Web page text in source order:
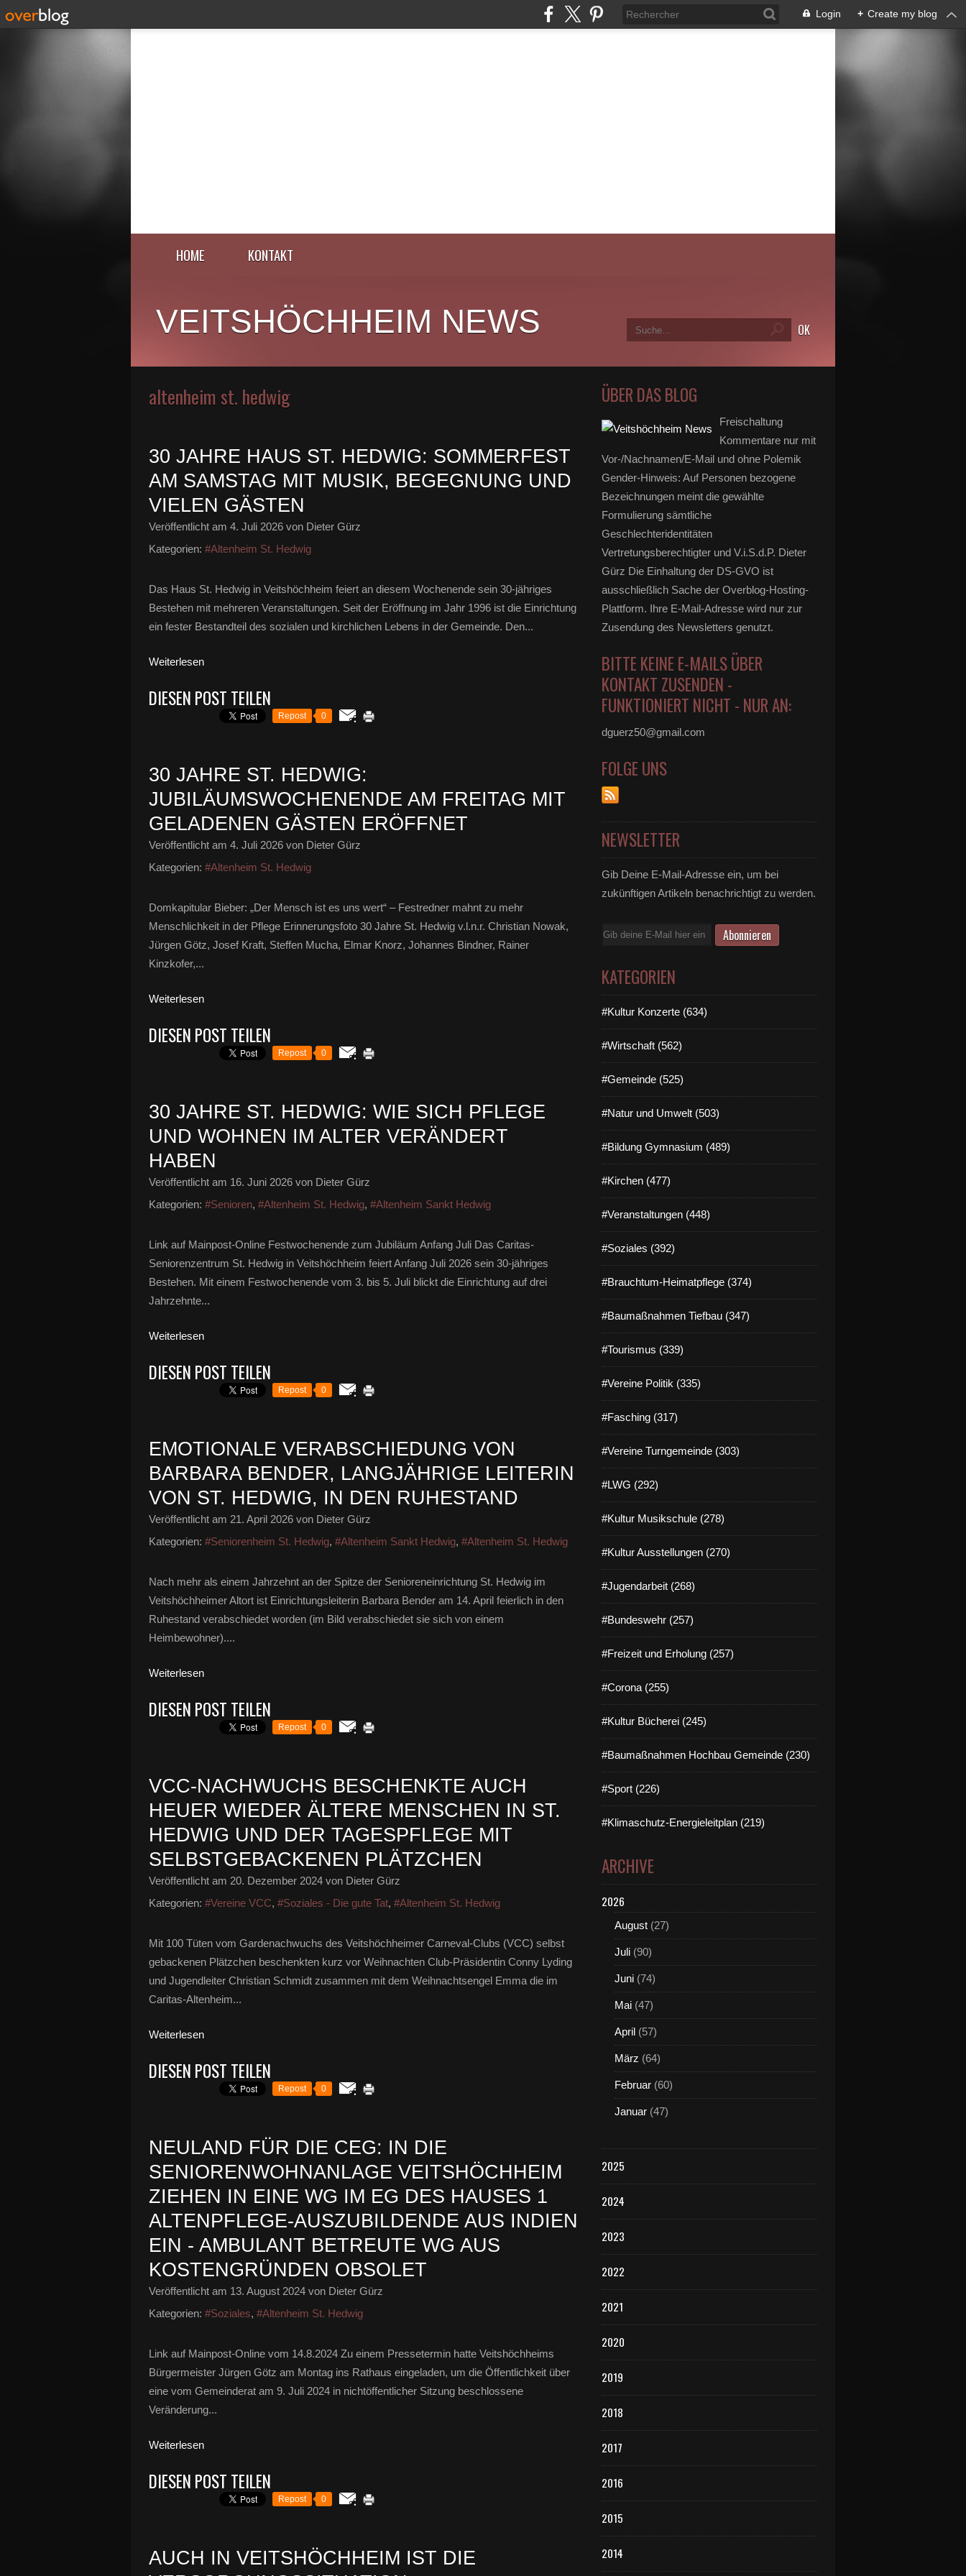
Login + Create my blog
HOME KONTAKT
VEITSHÖCHHEIM NEWS
altenheim st. hedwig
30 JAHRE HAUS ST. HEDWIG: SOMMERFEST
AM SAMSTAG MIT MUSIK, BEGEGNUNG UND
VIELEN GÄSTEN
Veröffentlicht am 4. Juli 2026 von Dieter Gürz
Kategorien: #Altenheim St. Hedwig
Das Haus St. Hedwig in Veitshöchheim feiert an diesem Wochenende sein 30-jähriges
Bestehen mit mehreren Veranstaltungen. Seit der Eröffnung im Jahr 1996 ist die Einrichtung
ein fester Bestandteil des sozialen und kirchlichen Lebens in der Gemeinde. Den...
Weiterlesen
DIESEN POST TEILEN
Repost 0
30 JAHRE ST. HEDWIG:
JUBILÄUMSWOCHENENDE AM FREITAG MIT
GELADENEN GÄSTEN ERÖFFNET
Veröffentlicht am 4. Juli 2026 von Dieter Gürz
Kategorien: #Altenheim St. Hedwig
Domkapitular Bieber: „Der Mensch ist es uns wert“ – Festredner mahnt zu mehr
Menschlichkeit in der Pflege Erinnerungsfoto 30 Jahre St. Hedwig v.l.n.r. Christian Nowak,
Jürgen Götz, Josef Kraft, Steffen Mucha, Elmar Knorz, Johannes Bindner, Rainer
Kinzkofer,...
Weiterlesen
DIESEN POST TEILEN
Repost 0
30 JAHRE ST. HEDWIG: WIE SICH PFLEGE
UND WOHNEN IM ALTER VERÄNDERT
HABEN
Veröffentlicht am 16. Juni 2026 von Dieter Gürz
Kategorien: #Senioren, #Altenheim St. Hedwig, #Altenheim Sankt Hedwig
Link auf Mainpost-Online Festwochenende zum Jubiläum Anfang Juli Das Caritas-
Seniorenzentrum St. Hedwig in Veitshöchheim feiert Anfang Juli 2026 sein 30-jähriges
Bestehen. Mit einem Festwochenende vom 3. bis 5. Juli blickt die Einrichtung auf drei
Jahrzehnte...
Weiterlesen
DIESEN POST TEILEN
Repost 0
EMOTIONALE VERABSCHIEDUNG VON
BARBARA BENDER, LANGJÄHRIGE LEITERIN
VON ST. HEDWIG, IN DEN RUHESTAND
Veröffentlicht am 21. April 2026 von Dieter Gürz
Kategorien: #Seniorenheim St. Hedwig, #Altenheim Sankt Hedwig, #Altenheim St. Hedwig
Nach mehr als einem Jahrzehnt an der Spitze der Senioreneinrichtung St. Hedwig im
Veitshöchheimer Altort ist Einrichtungsleiterin Barbara Bender am 14. April feierlich in den
Ruhestand verabschiedet worden (im Bild verabschiedet sie sich von einem
Heimbewohner)....
Weiterlesen
DIESEN POST TEILEN
Repost 0
VCC-NACHWUCHS BESCHENKTE AUCH
HEUER WIEDER ÄLTERE MENSCHEN IN ST.
HEDWIG UND DER TAGESPFLEGE MIT
SELBSTGEBACKENEN PLÄTZCHEN
Veröffentlicht am 20. Dezember 2024 von Dieter Gürz
Kategorien: #Vereine VCC, #Soziales - Die gute Tat, #Altenheim St. Hedwig
Mit 100 Tüten vom Gardenachwuchs des Veitshöchheimer Carneval-Clubs (VCC) selbst
gebackenen Plätzchen beschenkten kurz vor Weihnachten Club-Präsidentin Conny Lyding
und Jugendleiter Christian Schmidt zusammen mit dem Weihnachtsengel Emma die im
Caritas-Altenheim...
Weiterlesen
DIESEN POST TEILEN
Repost 0
NEULAND FÜR DIE CEG: IN DIE
SENIORENWOHNANLAGE VEITSHÖCHHEIM
ZIEHEN IN EINE WG IM EG DES HAUSES 1
ALTENPFLEGE-AUSZUBILDENDE AUS INDIEN
EIN - AMBULANT BETREUTE WG AUS
KOSTENGRÜNDEN OBSOLET
Veröffentlicht am 13. August 2024 von Dieter Gürz
Kategorien: #Soziales, #Altenheim St. Hedwig
Link auf Mainpost-Online vom 14.8.2024 Zu einem Pressetermin hatte Veitshöchheims
Bürgermeister Jürgen Götz am Montag ins Rathaus eingeladen, um die Öffentlichkeit über
eine vom Gemeinderat am 9. Juli 2024 in nichtöffentlicher Sitzung beschlossene
Veränderung...
Weiterlesen
DIESEN POST TEILEN
Repost 0
AUCH IN VEITSHÖCHHEIM IST DIE
ÜBER DAS BLOG
Freischaltung
Kommentare nur mit
Vor-/Nachnamen/E-Mail und ohne Polemik
Gender-Hinweis: Auf Personen bezogene
Bezeichnungen meint die gewählte
Formulierung sämtliche
Geschlechteridentitäten
Vertretungsberechtigter und V.i.S.d.P. Dieter
Gürz Die Einhaltung der DS-GVO ist
ausschließlich Sache der Overblog-Hosting-
Plattform. Ihre E-Mail-Adresse wird nur zur
Zusendung des Newsletters genutzt.
BITTE KEINE E-MAILS ÜBER
KONTAKT ZUSENDEN -
FUNKTIONIERT NICHT - NUR AN:
dguerz50@gmail.com
FOLGE UNS
NEWSLETTER
Gib Deine E-Mail-Adresse ein, um bei
zukünftigen Artikeln benachrichtigt zu werden.
E-
KATEGORIEN
#Kultur Konzerte (634)
#Wirtschaft (562)
#Gemeinde (525)
#Natur und Umwelt (503)
#Bildung Gymnasium (489)
#Kirchen (477)
#Veranstaltungen (448)
#Soziales (392)
#Brauchtum-Heimatpflege (374)
#Baumaßnahmen Tiefbau (347)
#Tourismus (339)
#Vereine Politik (335)
#Fasching (317)
#Vereine Turngemeinde (303)
#LWG (292)
#Kultur Musikschule (278)
#Kultur Ausstellungen (270)
#Jugendarbeit (268)
#Bundeswehr (257)
#Freizeit und Erholung (257)
#Corona (255)
#Kultur Bücherei (245)
#Baumaßnahmen Hochbau Gemeinde (230)
#Sport (226)
#Klimaschutz-Energieleitplan (219)
ARCHIVE
2026
August (27)
Juli (90)
Juni (74)
Mai (47)
April (57)
März (64)
Februar (60)
Januar (47)
2025
2024
2023
2022
2021
2020
2019
2018
2017
2016
2015
2014